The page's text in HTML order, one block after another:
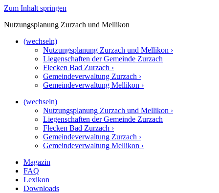
Zum Inhalt springen
Nutzungsplanung Zurzach und Mellikon
(wechseln)
Nutzungsplanung Zurzach und Mellikon ›
Liegenschaften der Gemeinde Zurzach
Flecken Bad Zurzach ›
Gemeindeverwaltung Zurzach ›
Gemeindeverwaltung Mellikon ›
(wechseln)
Nutzungsplanung Zurzach und Mellikon ›
Liegenschaften der Gemeinde Zurzach
Flecken Bad Zurzach ›
Gemeindeverwaltung Zurzach ›
Gemeindeverwaltung Mellikon ›
Magazin
FAQ
Lexikon
Downloads